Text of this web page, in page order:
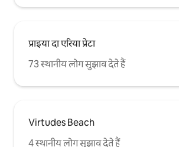
प्राइया दा एरिया प्रेटा
73 स्थानीय लोग सुझाव देते हैं
Virtudes Beach
4 स्थानीय लोग सुझाव देते हैं